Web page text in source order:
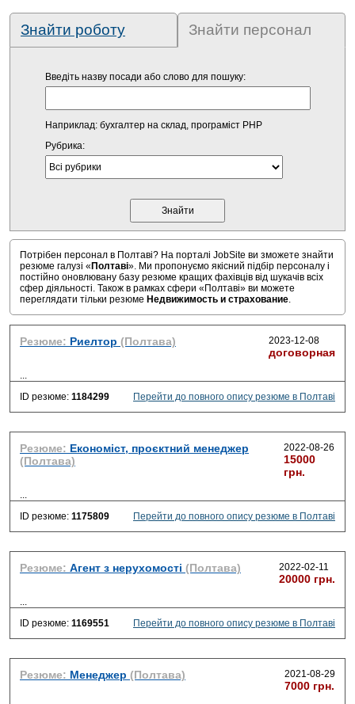
Знайти роботу Знайти персонал
Введіть назву посади або слово для пошуку:
Наприклад: бухгалтер на склад, програміст PHP
Рубрика:
Потрібен персонал в Полтаві? На порталі JobSite ви зможете знайти
резюме галузі « Полтаві». Ми пропонуємо якісний підбір персоналу і
постійно оновлювану базу резюме кращих фахівців від шукачів всіх
сфер діяльності. Також в рамках сфери «Полтаві» ви можете
переглядати тільки резюме Недвижимость и страхование.
Резюме: Риелтор (Полтава) 2023-12-08
договорная
...
ID резюме: 1184299 Перейти до повного опису резюме в Полтаві
Резюме: Економіст, проєктний менеджер
(Полтава)
2022-08-26
15000
грн.
...
ID резюме: 1175809 Перейти до повного опису резюме в Полтаві
Резюме: Агент з нерухомості (Полтава) 2022-02-11
20000 грн.
...
ID резюме: 1169551 Перейти до повного опису резюме в Полтаві
Резюме: Менеджер (Полтава) 2021-08-29
7000 грн.